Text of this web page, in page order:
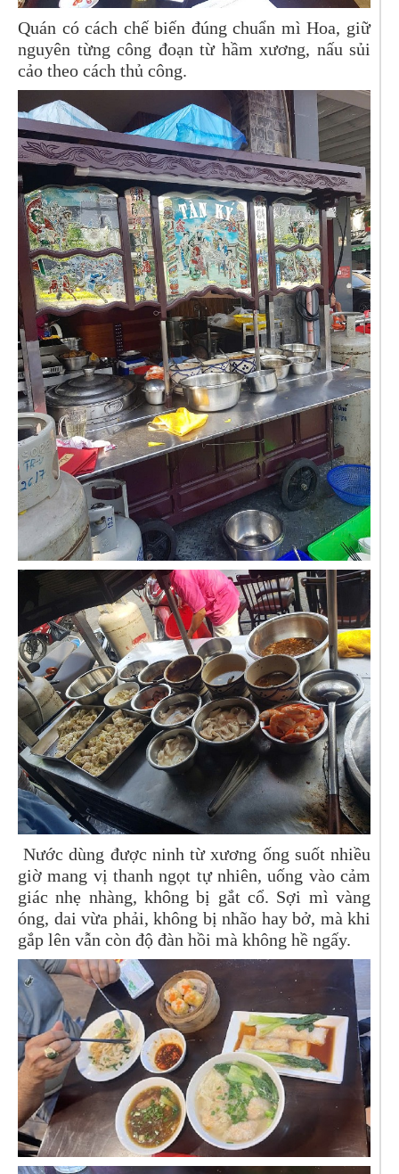
Quán có cách chế biến đúng chuẩn mì Hoa, giữ
nguyên từng công đoạn từ hầm xương, nấu sủi
cảo theo cách thủ công.
Nước dùng được ninh từ xương ống suốt nhiều
giờ mang vị thanh ngọt tự nhiên, uống vào cảm
giác nhẹ nhàng, không bị gắt cổ. Sợi mì vàng
óng, dai vừa phải, không bị nhão hay bở, mà khi
gắp lên vẫn còn độ đàn hồi mà không hề ngấy.